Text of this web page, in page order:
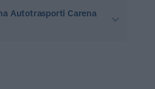
Autotrasporti Carena